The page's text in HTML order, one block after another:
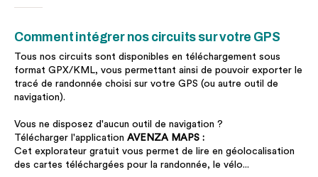
Comment intégrer nos circuits sur votre GPS
Tous nos circuits sont disponibles en téléchargement sous
format GPX/KML, vous permettant ainsi de pouvoir exporter le
tracé de randonnée choisi sur votre GPS (ou autre outil de
navigation).
Vous ne disposez d'aucun outil de navigation ?
Télécharger l'application AVENZA MAPS :
Cet explorateur gratuit vous permet de lire en géolocalisation
des cartes téléchargées pour la randonnée, le vélo...